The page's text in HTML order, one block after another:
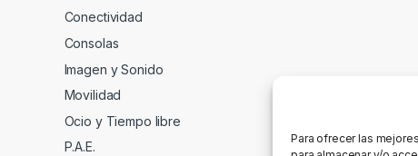
Para ofrecer las
Conectividad
Consolas
Imagen y Sonido
Movilidad
Ocio y Tiempo libre
P.A.E.